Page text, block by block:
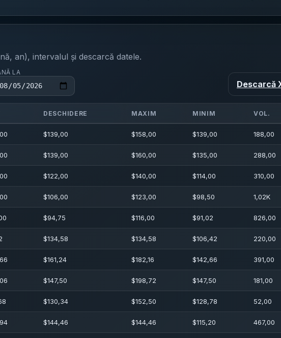
an), intervalul și descarcă datele.
LA
Descarcă
DESCHIDERE MAXIM MINIM VOL.
$139,00 $158,00 $139,00 188,00
$139,00 $160,00 $135,00 288,00
$122,00 $140,00 $114,00 310,00
$106,00 $123,00 $98,50 1,02K
$94,75 $116,00 $91,02 826,00
$134,58 $134,58 $106,42 220,00
$161,24 $182,16 $142,66 391,00
$147,50 $198,72 $147,50 181,00
$130,34 $152,50 $128,78 52,00
$144,46 $144,46 $115,20 467,00